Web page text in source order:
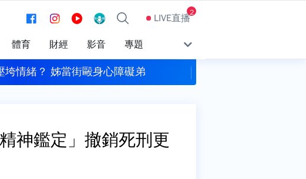
LIVE直播2
體育 財經 影音 專題
親節！白海豚周末逼近「中部以北防豪雨」 1地區不排除發陸警
神鑑定」撤銷死刑更